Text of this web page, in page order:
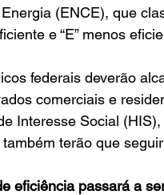
(ENCE), que
e “E” menos
federais deverão
comerciais e
Interesse Social
também terão que
eficiência passará a